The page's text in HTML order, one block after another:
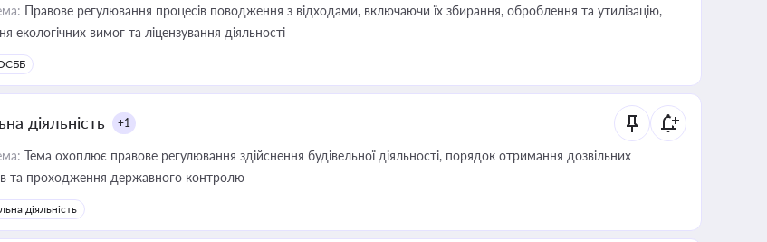
Правове регулювання процесів поводження з відходами, включаючи їх збирання, оброблення та утилізацію,
екологічних вимог та ліцензування діяльності
діяльність +1
Тема охоплює правове регулювання здійснення будівельної діяльності, порядок отримання дозвільних
та проходження державного контролю
діяльність